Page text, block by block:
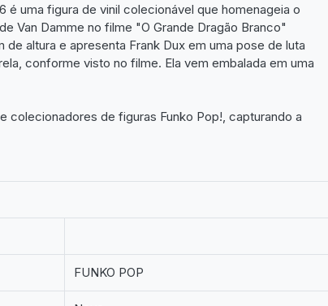
é uma figura de vinil colecionável que homenageia o
Van Damme no filme "O Grande Dragão Branco"
altura e apresenta Frank Dux em uma pose de luta
conforme visto no filme. Ela vem embalada em uma
colecionadores de figuras Funko Pop!, capturando a
FUNKO POP